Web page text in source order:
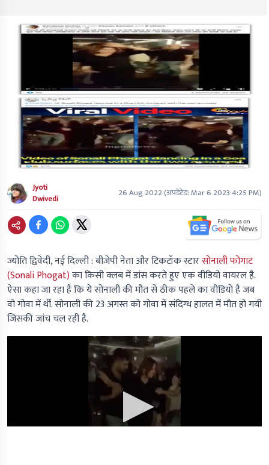
Jyoti
Dwivedi
26 Aug 2022(अपडेटेड:Mar 6 2023 4:25 PM)
ज्योति द्विवेदी, नई दिल्ली :बीजेपी नेता और टिकटॉक स्टारसोनाली फोगाट
(Sonali Phogat)का किसी क्लब में डांस करते हुए एक वीडियो वायरल है.
ऐसा कहा जा रहा है कि ये सोनाली की मौत से ठीक पहले का वीडियो है जब
वो गोवा में थीं. सोनाली की 23 अगस्त को गोवा में संदिग्ध हालत में मौत हो गयी
जिसकी जांच चल रही है.